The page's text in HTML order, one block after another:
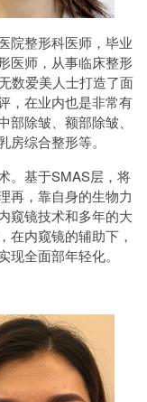
院整形科医师，毕业
医师，从事临床整形
数爱美人士打造了面
，在业内也是非常有
除皱、额部除皱、
房综合整形等。
。基于SMAS层，将
再，靠自身的生物力
窥镜技术和多年的大
在内窥镜的辅助下，
全面部年轻化。